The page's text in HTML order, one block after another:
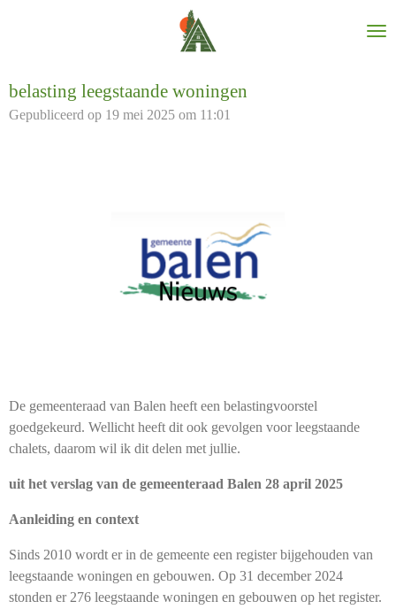
de
hoofdinhoud
belasting leegstaande woningen
Gepubliceerd op 19 mei 2025 om 11:01
De gemeenteraad van Balen heeft een belastingvoorstel
goedgekeurd. Wellicht heeft dit ook gevolgen voor leegstaande
chalets, daarom wil ik dit delen met jullie.
uit het verslag van de gemeenteraad Balen 28 april 2025
Aanleiding en context
Sinds 2010 wordt er in de gemeente een register bijgehouden van
leegstaande woningen en gebouwen. Op 31 december 2024
stonden er 276 leegstaande woningen en gebouwen op het register.